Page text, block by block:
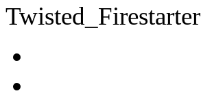
Twisted_Firestarter